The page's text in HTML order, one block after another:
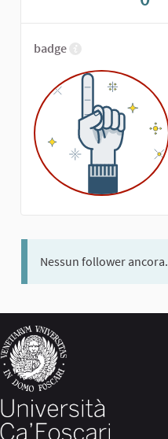
badge
Nessun follower ancora.